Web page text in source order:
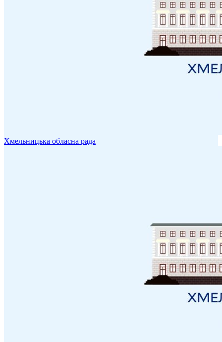
Хмельницька обласна рада